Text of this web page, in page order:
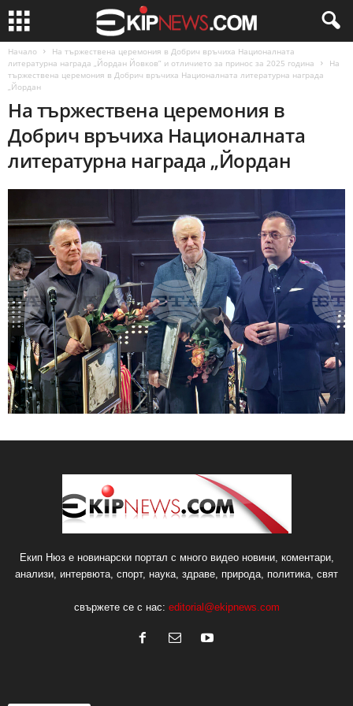
Начало
На тържествена церемония в Добрич връчиха Националната
литературна награда „Йордан Йовков” и отличието за принос за 2025 година
На
тържествена церемония в Добрич връчиха Националната литературна награда
„Йордан
На тържествена церемония в
Добрич връчиха Националната
литературна награда „Йордан
Екип Нюз е новинарски портал с много видео новини, коментари,
анализи, интервюта, спорт, наука, здраве, природа, политика, свят
свържете се с нас: editorial@ekipnews.com